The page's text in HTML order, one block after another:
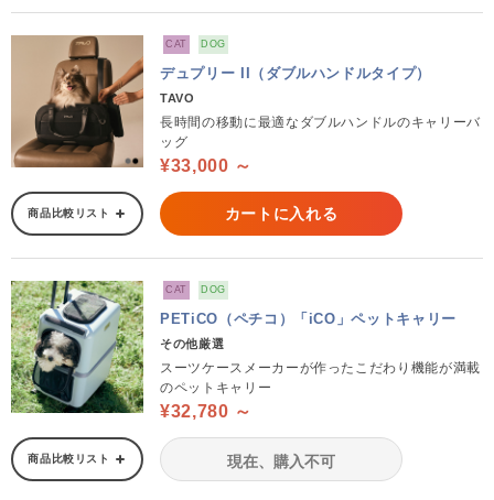
CAT DOG
デュプリー II（ダブルハンドルタイプ）
TAVO
長時間の移動に最適なダブルハンドルのキャリーバ
ッグ
¥33,000 ～
商品比較リスト カートに入れる
CAT DOG
PETiCO（ペチコ）「iCO」ペットキャリー
その他厳選
スーツケースメーカーが作ったこだわり機能が満載
のペットキャリー
¥32,780 ～
商品比較リスト 現在、購入不可